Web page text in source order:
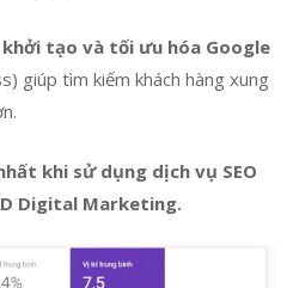
khởi tạo và tối ưu hóa Google
giúp tìm kiếm khách hàng xung
khi sử dụng dịch vụ SEO
Digital Marketing.